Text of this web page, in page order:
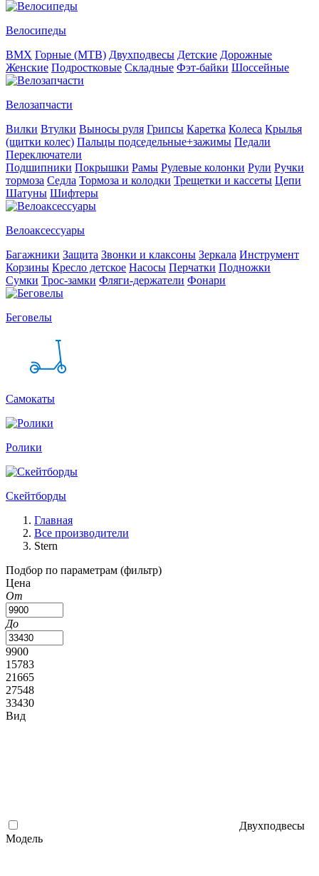
Велосипеды
BMX Горные (MTB) Двухподвесы Детские Дорожные
Женские Подростковые Складные Фэт-байки Шоссейные
Велозапчасти
Вилки Втулки Выносы руля Грипсы Каретка Колеса Крылья
(щитки колес) Пальцы подседельные+зажимы Педали
Переключатели
Подшипники Покрышки Рамы Рулевые колонки Рули Ручки
тормоза Седла Тормоза и колодки Трещетки и кассеты Цепи
Шатуны Шифтеры
Велоаксессуары
Багажники Защита Звонки и клаксоны Зеркала Инструмент
Корзины Кресло детское Насосы Перчатки Подножки
Сумки Трос-замки Фляги-держатели Фонари
Беговелы
Самокаты
Ролики
Скейтборды
Главная
Все производители
Stern
Подбор по параметрам (фильтр)
Цена
От
До
9900
15783
21665
27548
33430
Вид
Двухподвесы
Модель